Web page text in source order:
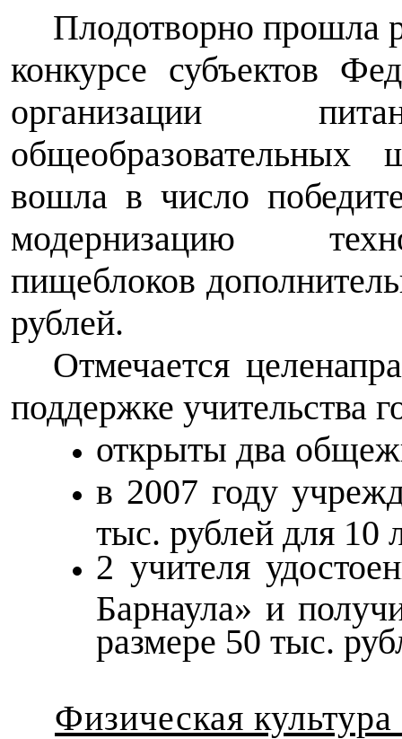
Плодотворно прошла
конкурсе субъектов
организации
общеобразовательных
вошла в число
модернизацию
пищеблоков
рублей.
Отмечается
поддержке учительства
открыты два
в 2007 году
тыс. рублей для 10
2 учителя
Барнаула» и
размере 50 тыс.
Физическая